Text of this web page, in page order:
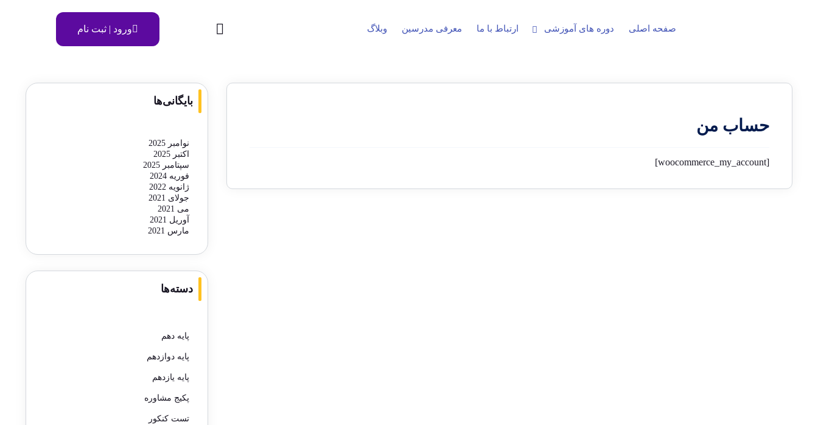
صفحه اصلی دوره های آموزشی ارتباط با ما معرفی مدرسین وبلاگ ورود | ثبت نام
حساب من
[woocommerce_my_account]
بایگانی‌ها
نوامبر 2025
اکتبر 2025
سپتامبر 2025
فوریه 2024
ژانویه 2022
جولای 2021
می 2021
آوریل 2021
مارس 2021
دسته‌ها
پایه دهم
پایه دوازدهم
پایه یازدهم
پکیج مشاوره
تست کنکور